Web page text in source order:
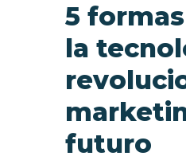
5
la
futuro